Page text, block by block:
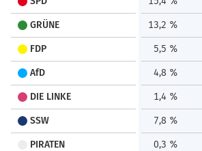
GRÜNE 13,2 %
FDP 5,5 %
AfD 4,8 %
DIE LINKE 1,4 %
SSW 7,8 %
PIRATEN 0,3 %